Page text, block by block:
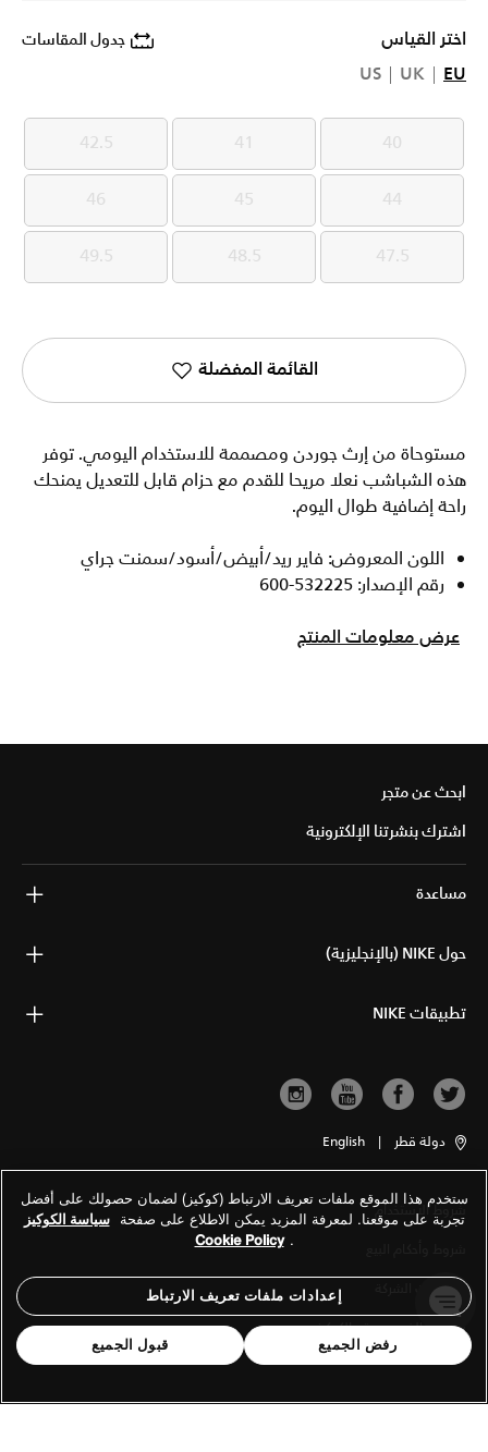
اختر القياس جدول المقاسات
EU
UK
US
40
40
41
41
42.5
42.5
44
44
45
45
46
46
47.5
47.5
48.5
48.5
49.5
49.5
القائمة المفضلة
مستوحاة من إرث جوردن ومصممة للاستخدام اليومي. توفر
هذه الشباشب نعلا مريحا للقدم مع حزام قابل للتعديل يمنحك
راحة إضافية طوال اليوم.
اللون المعروض: فاير ريد/أبيض/أسود/سمنت جراي
رقم الإصدار: 532225-600
عرض معلومات المنتج
ابحث عن متجر
اشترك بنشرتنا الإلكترونية
مساعدة
حول NIKE (بالإنجليزية)
تطبيقات NIKE
دولة قطر |
English
شروط الاستخدام
معلومات الشركة
سياسة الخصوصية والكوكيز
ستخدم هذا الموقع ملفات تعريف الارتباط (كوكيز) لضمان حصولك على أفضل
تجربة على موقعنا. لمعرفة المزيد يمكن الاطلاع على صفحة سياسة الكوكيز
.
Cookie Policy
إعدادات ملفات تعريف الارتباط
رفض الجميع قبول الجميع